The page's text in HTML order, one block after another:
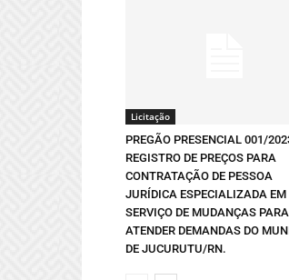
Licitação
PREGÃO PRESENCIAL 001/
REGISTRO DE PREÇOS PARA
CONTRATAÇÃO DE PESSOA
JURÍDICA ESPECIALIZADA EM
SERVIÇO DE MUDANÇAS PARA
ATENDER DEMANDAS DO
DE JUCURUTU/RN.